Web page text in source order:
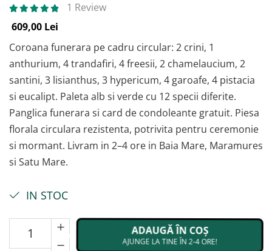
1 Review
609,00 Lei
Coroana funerara pe cadru circular: 2 crini, 1
anthurium, 4 trandafiri, 4 freesii, 2 chamelaucium, 2
santini, 3 lisianthus, 3 hypericum, 4 garoafe, 4 pistacia
si eucalipt. Paleta alb si verde cu 12 specii diferite.
Panglica funerara si card de condoleante gratuit. Piesa
florala circulara rezistenta, potrivita pentru ceremonie
si mormant. Livram in 2–4 ore in Baia Mare, Maramures
si Satu Mare.
IN STOC
ADAUGĂ ÎN COȘ
AJUNGE LA TINE ÎN 2-4 ORE!